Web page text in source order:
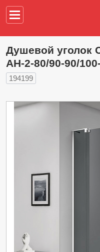
Душевой уголок
AH-2-80/90-90/
194199